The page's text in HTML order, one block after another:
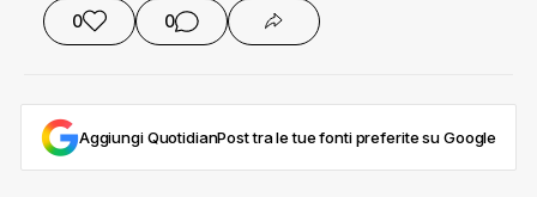
0 0
Aggiungi QuotidianPost tra le tue fonti preferite su Google